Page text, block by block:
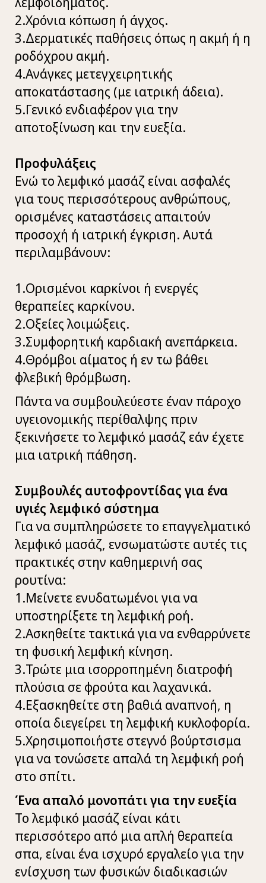
2.Χρόνια κόπωση ή άγχος.
3.Δερματικές παθήσεις όπως η ακμή ή η
ροδόχρου ακμή.
4.Ανάγκες μετεγχειρητικής
αποκατάστασης (με ιατρική άδεια).
5.Γενικό ενδιαφέρον για την
αποτοξίνωση και την ευεξία.
Προφυλάξεις
Ενώ το λεμφικό μασάζ είναι ασφαλές
για τους περισσότερους ανθρώπους,
ορισμένες καταστάσεις απαιτούν
προσοχή ή ιατρική έγκριση. Αυτά
περιλαμβάνουν:
1.Ορισμένοι καρκίνοι ή ενεργές
θεραπείες καρκίνου.
2.Οξείες λοιμώξεις.
3.Συμφορητική καρδιακή ανεπάρκεια.
4.Θρόμβοι αίματος ή εν τω βάθει
φλεβική θρόμβωση.
Πάντα να συμβουλεύεστε έναν πάροχο
υγειονομικής περίθαλψης πριν
ξεκινήσετε το λεμφικό μασάζ εάν έχετε
μια ιατρική πάθηση.
Συμβουλές αυτοφροντίδας για ένα
υγιές λεμφικό σύστημα
Για να συμπληρώσετε το επαγγελματικό
λεμφικό μασάζ, ενσωματώστε αυτές τις
πρακτικές στην καθημερινή σας
ρουτίνα:
1.Μείνετε ενυδατωμένοι για να
υποστηρίξετε τη λεμφική ροή.
2.Ασκηθείτε τακτικά για να ενθαρρύνετε
τη φυσική λεμφική κίνηση.
3.Τρώτε μια ισορροπημένη διατροφή
πλούσια σε φρούτα και λαχανικά.
4.Εξασκηθείτε στη βαθιά αναπνοή, η
οποία διεγείρει τη λεμφική κυκλοφορία.
5.Χρησιμοποιήστε στεγνό βούρτσισμα
για να τονώσετε απαλά τη λεμφική ροή
στο σπίτι.
Ένα απαλό μονοπάτι για την ευεξία
Το λεμφικό μασάζ είναι κάτι
περισσότερο από μια απλή θεραπεία
σπα, είναι ένα ισχυρό εργαλείο για την
ενίσχυση των φυσικών διαδικασιών